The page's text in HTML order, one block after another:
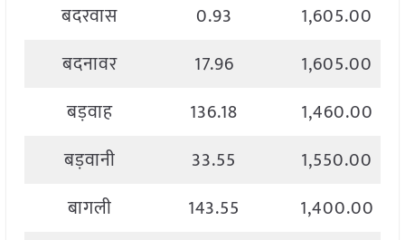
बदरवास
0.93
1,605.00
बदनावर
17.96
1,605.00
बड़वाह
136.18
1,460.00
बड़वानी
33.55
1,550.00
बागली
143.55
1,400.00